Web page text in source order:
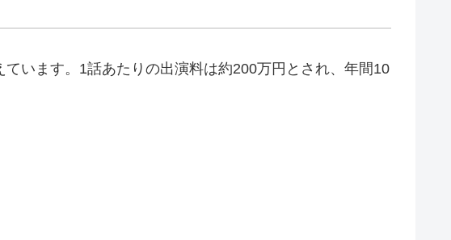
います。1話あたりの出演料は約200万円とされ、年間10